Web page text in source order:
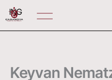
contenido
ING
Keyvan